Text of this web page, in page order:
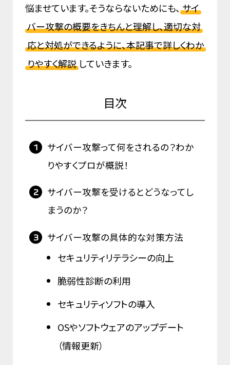
悩ませています。そうならないためにも、 サイ
バー攻撃の概要をきちんと理解し、適切な対
応と対処ができるように、本記事で詳しくわか
りやすく解説 していきます。
目次
サイバー攻撃って何をされるの？わか
りやすくプロが概説！
サイバー攻撃を受けるとどうなってし
まうのか？
サイバー攻撃の具体的な対策方法
セキュリティリテラシーの向上
脆弱性診断の利用
セキュリティソフトの導入
OSやソフトウェアのアップデート
（情報更新）